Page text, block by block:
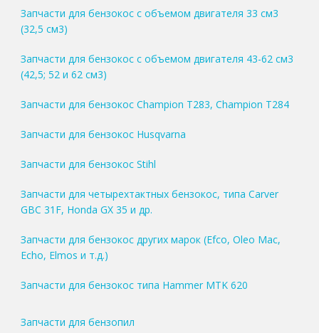
Запчасти для бензокос с объемом двигателя 33 см3
(32,5 см3)
Запчасти для бензокос с объемом двигателя 43-62 см3
(42,5; 52 и 62 см3)
Запчасти для бензокос Champion T283, Champion T284
Запчасти для бензокос Husqvarna
Запчасти для бензокос Stihl
Запчасти для четырехтактных бензокос, типа Carver
GBC 31F, Honda GX 35 и др.
Запчасти для бензокос других марок (Efco, Oleo Mac,
Echo, Elmos и т.д.)
Запчасти для бензокос типа Hammer MTK 620
Запчасти для бензопил